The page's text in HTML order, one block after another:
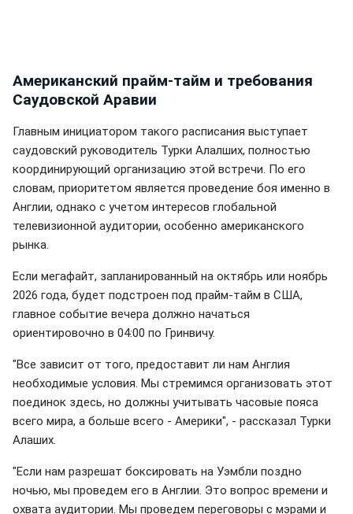
Американский прайм-тайм и требования
Саудовской Аравии
Главным инициатором такого расписания выступает
саудовский руководитель Турки Алалших, полностью
координирующий организацию этой встречи. По его
словам, приоритетом является проведение боя именно в
Англии, однако с учетом интересов глобальной
телевизионной аудитории, особенно американского
рынка.
Если мегафайт, запланированный на октябрь или ноябрь
2026 года, будет подстроен под прайм-тайм в США,
главное событие вечера должно начаться
ориентировочно в 04:00 по Гринвичу.
"Все зависит от того, предоставит ли нам Англия
необходимые условия. Мы стремимся организовать этот
поединок здесь, но должны учитывать часовые пояса
всего мира, а больше всего - Америки", - рассказал Турки
Алаших.
"Если нам разрешат боксировать на Уэмбли поздно
ночью, мы проведем его в Англии. Это вопрос времени и
охвата аудитории. Мы проведем переговоры с мэрами и